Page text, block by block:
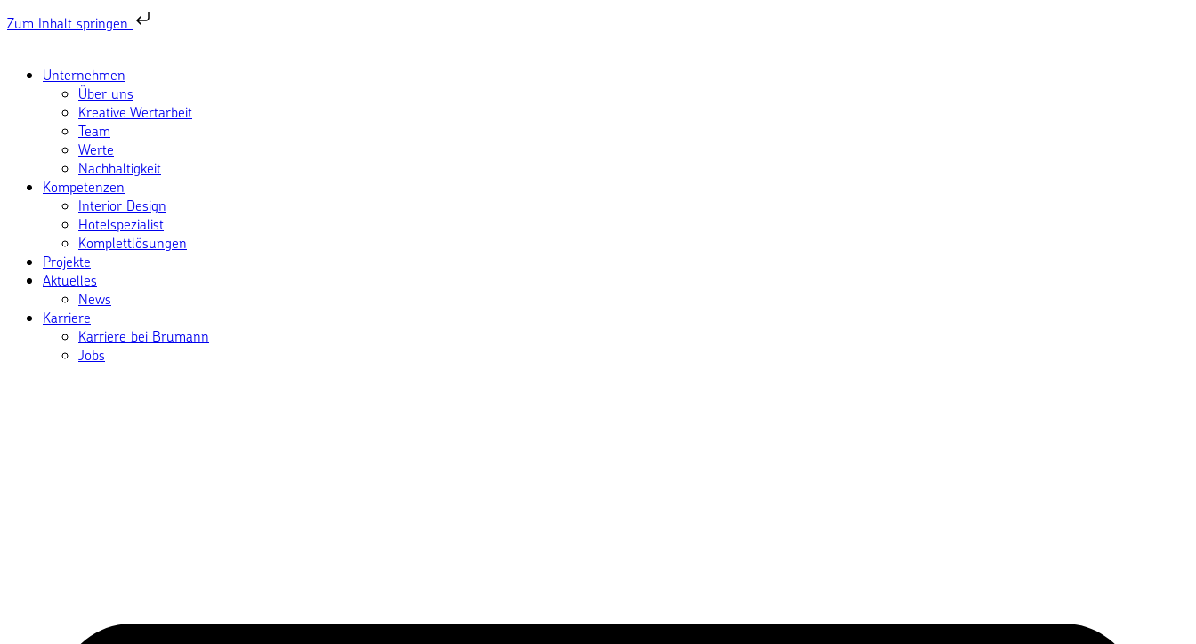
Zum Inhalt springen
Unternehmen
Über uns
Kreative Wertarbeit
Team
Werte
Nachhaltigkeit
Kompetenzen
Interior Design
Hotelspezialist
Komplettlösungen
Projekte
Aktuelles
News
Karriere
Karriere bei Brumann
Jobs